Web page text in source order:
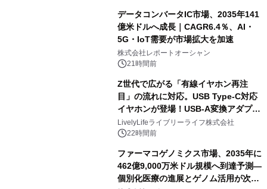
データコンバータIC市場、2035年141
億米ドルへ成長｜CAGR6.4％、AI・
5G・IoT需要が市場拡大を加速
株式会社レポートオーシャン
21時間前
Z世代で広がる「有線イヤホン再注
目」の流れに対応。USB Type-C対応
イヤホンが登場！USB-A変換アダプタ
ー付きでスマホからパソコンまで幅広
く活用可能
LivelyLifeライブリーライフ株式会社
22時間前
ファーマコゲノミクス市場、2035年に
462億9,000万米ドル規模へ到達予測―
個別化医療の進展とゲノム活用が次世